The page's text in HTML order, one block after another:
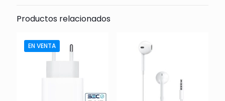
Productos relacionados
EN VENTA